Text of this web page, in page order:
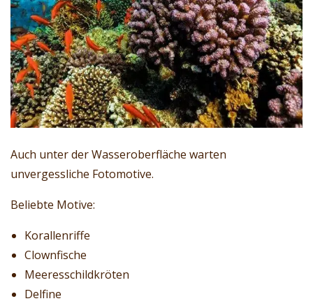
Auch unter der Wasseroberfläche warten
unvergessliche Fotomotive.
Beliebte Motive:
Korallenriffe
Clownfische
Meeresschildkröten
Delfine